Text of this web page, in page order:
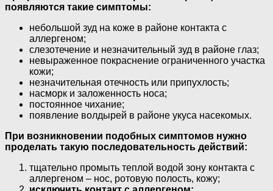
появляются такие симптомы:
небольшой зуд на коже в районе контакта с
аллергеном;
слезотечение и незначительный зуд в районе глаз;
невыраженное покраснение ограниченного участка
кожи;
незначительная отечность или припухлость;
насморк и заложенность носа;
постоянное чихание;
появление волдырей в районе укуса насекомых.
При возникновении подобных симптомов нужно
проделать такую последовательность действий:
тщательно промыть теплой водой зону контакта с
аллергеном – нос, ротовую полость, кожу;